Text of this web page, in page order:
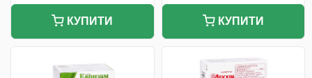
КУПИТИ КУПИТИ